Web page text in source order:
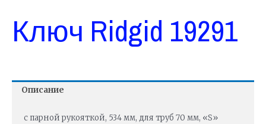
Ключ Ridgid 19291
Описание
с парной рукояткой, 534 мм, для труб 70 мм, «S»